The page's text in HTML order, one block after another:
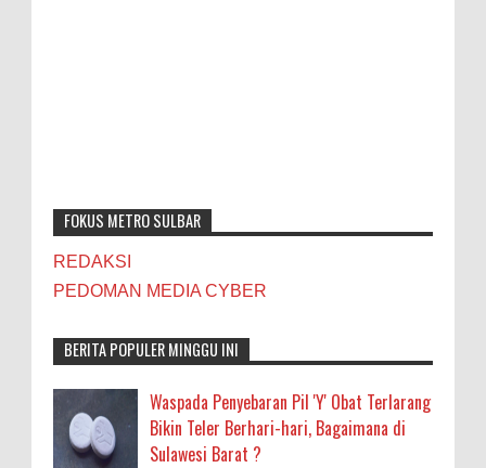
FOKUS METRO SULBAR
REDAKSI
PEDOMAN MEDIA CYBER
BERITA POPULER MINGGU INI
Waspada Penyebaran Pil 'Y' Obat Terlarang
Bikin Teler Berhari-hari, Bagaimana di
Sulawesi Barat ?